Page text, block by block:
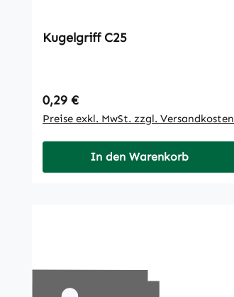
Kugelgriff C25
Regulärer Preis:
0,29 €
Preise exkl. MwSt. zzgl. Versandkosten
In den Warenkorb